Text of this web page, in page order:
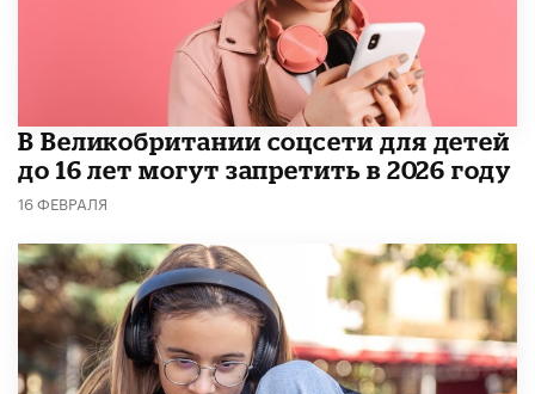
В Великобритании соцсети для детей
до 16 лет могут запретить в 2026 году
16 ФЕВРАЛЯ